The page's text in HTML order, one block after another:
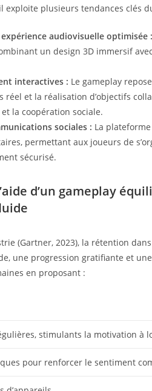
exploite plusieurs tendances clés
audiovisuelle optimisée :
un design 3D immersif
interactives : Le gameplay
réel et la réalisation d’objectifs
la coopération sociale.
sociales : La
permettant aux joueurs de
sécurisé.
d’un gameplay
(Gartner, 2023), la rétention
une progression gratifiante et
en proposant :
stimulants la motivation à
pour renforcer le sentiment